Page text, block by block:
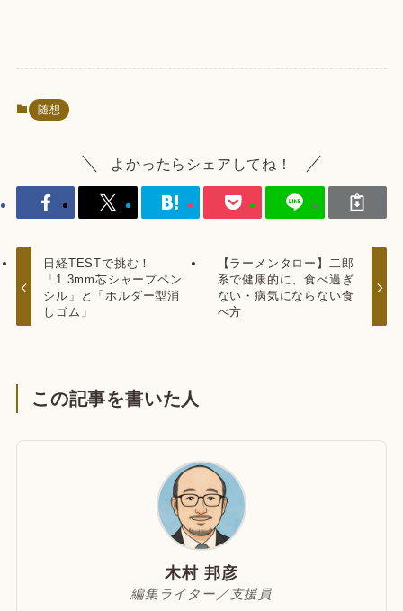
随想
よかったらシェアしてね！
日経TESTで挑む！
「1.3mm芯シャープペン
シル」と「ホルダー型消
しゴム」
【ラーメンタロー】二郎
系で健康的に、食べ過ぎ
ない・病気にならない食
べ方
この記事を書いた人
木村 邦彦
編集ライター／支援員